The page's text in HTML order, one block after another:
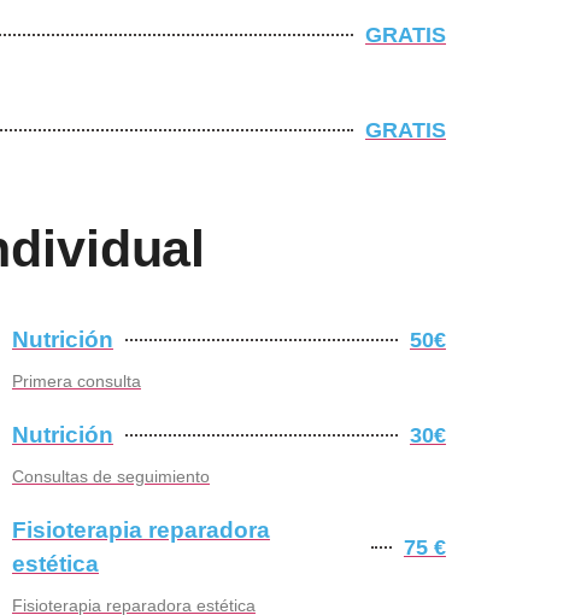
GRATIS
GRATIS
Nutrición 50€
Primera consulta
Nutrición 30€
Consultas de seguimiento
Fisioterapia reparadora
estética
75 €
Fisioterapia reparadora estética